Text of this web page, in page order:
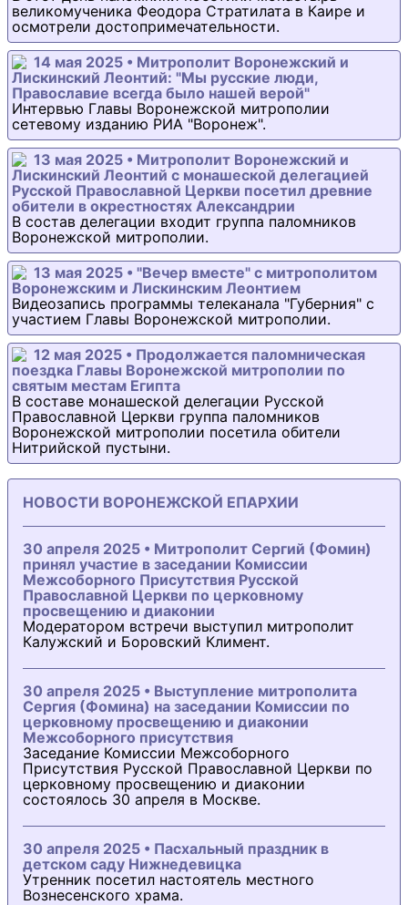
великомученика Феодора Стратилата в Каире и
осмотрели достопримечательности.
14 мая 2025 • Митрополит Воронежский и
Лискинский Леонтий: "Мы русские люди,
Православие всегда было нашей верой"
Интервью Главы Воронежской митрополии
сетевому изданию РИА "Воронеж".
13 мая 2025 • Митрополит Воронежский и
Лискинский Леонтий с монашеской делегацией
Русской Православной Церкви посетил древние
обители в окрестностях Александрии
В состав делегации входит группа паломников
Воронежской митрополии.
13 мая 2025 • "Вечер вместе" с митрополитом
Воронежским и Лискинским Леонтием
Видеозапись программы телеканала "Губерния" с
участием Главы Воронежской митрополии.
12 мая 2025 • Продолжается паломническая
поездка Главы Воронежской митрополии по
святым местам Египта
В составе монашеской делегации Русской
Православной Церкви группа паломников
Воронежской митрополии посетила обители
Нитрийской пустыни.
НОВОСТИ ВОРОНЕЖСКОЙ ЕПАРХИИ
30 апреля 2025 • Митрополит Сергий (Фомин)
принял участие в заседании Комиссии
Межсоборного Присутствия Русской
Православной Церкви по церковному
просвещению и диаконии
Модератором встречи выступил митрополит
Калужский и Боровский Климент.
30 апреля 2025 • Выступление митрополита
Сергия (Фомина) на заседании Комиссии по
церковному просвещению и диаконии
Межсоборного присутствия
Заседание Комиссии Межсоборного
Присутствия Русской Православной Церкви по
церковному просвещению и диаконии
состоялось 30 апреля в Москве.
30 апреля 2025 • Пасхальный праздник в
детском саду Нижнедевицка
Утренник посетил настоятель местного
Вознесенского храма.